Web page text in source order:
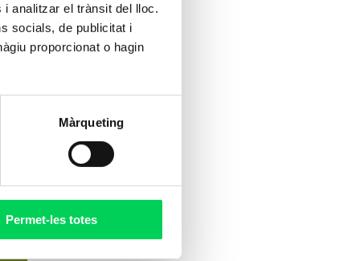
analitzar el trànsit del lloc.
socials, de publicitat i
proporcionat o hagin
Màrqueting
Permet-les totes